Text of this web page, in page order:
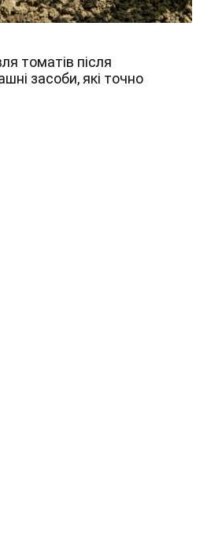
томатів після
засоби, які точно